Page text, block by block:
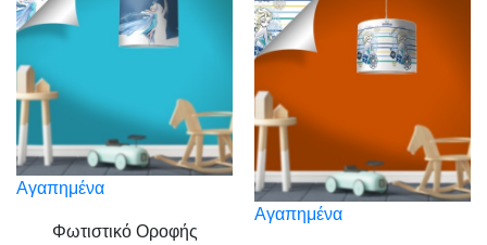
Αγαπημένα
Φωτιστικό Οροφής
Αγαπημένα